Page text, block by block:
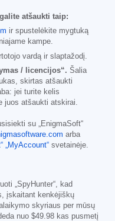
atšaukti taip:
ir spustelėkite mygtuką
kampe.
vardą ir slaptažodį.
/ licencijos“. Šalia
skirtas atšaukti
jei turite kelis
juos atšaukti atskirai.
su „EnigmaSoft“
arba
„MyAccount“ svetainėje.
„SpyHunter“, kad
įskaitant kenkėjiškų
skyriaus per mūsų
nuo $49.98 kas pusmetį